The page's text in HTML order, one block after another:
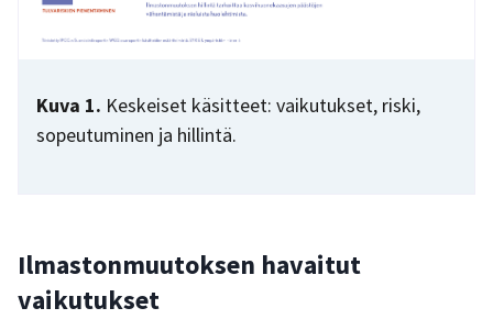
Kuva 1. Keskeiset käsitteet: vaikutukset, riski,
sopeutuminen ja hillintä.
Ilmastonmuutoksen havaitut
vaikutukset